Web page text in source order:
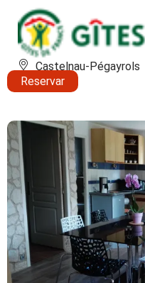
Castelnau-Pégayrols
Reservar